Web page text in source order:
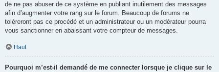
de ne pas abuser de ce système en publiant inutilement des messages
afin d’augmenter votre rang sur le forum. Beaucoup de forums ne
toléreront pas ce procédé et un administrateur ou un modérateur pourra
vous sanctionner en abaissant votre compteur de messages.
Haut
Pourquoi m’est-il demandé de me connecter lorsque je clique sur le